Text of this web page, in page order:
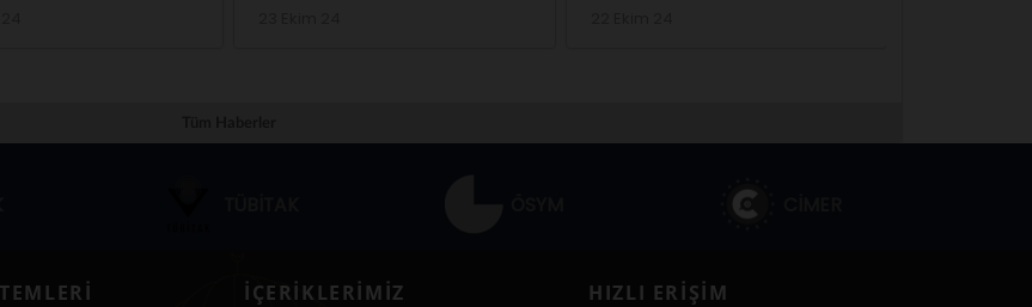
İÇERIKLERIMIZ HIZLI ERIŞIM